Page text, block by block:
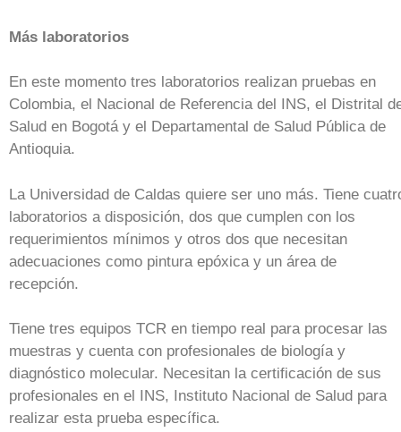
Más laboratorios
En este momento tres laboratorios realizan pruebas en
Colombia, el Nacional de Referencia del INS, el Distrital
Salud en Bogotá y el Departamental de Salud Pública de
Antioquia.
La Universidad de Caldas quiere ser uno más. Tiene
laboratorios a disposición, dos que cumplen con los
requerimientos mínimos y otros dos que necesitan
adecuaciones como pintura epóxica y un área de
recepción.
Tiene tres equipos TCR en tiempo real para procesar las
muestras y cuenta con profesionales de biología y
diagnóstico molecular. Necesitan la certificación de sus
profesionales en el INS, Instituto Nacional de Salud para
realizar esta prueba específica.